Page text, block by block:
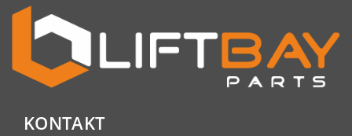
KONTAKT